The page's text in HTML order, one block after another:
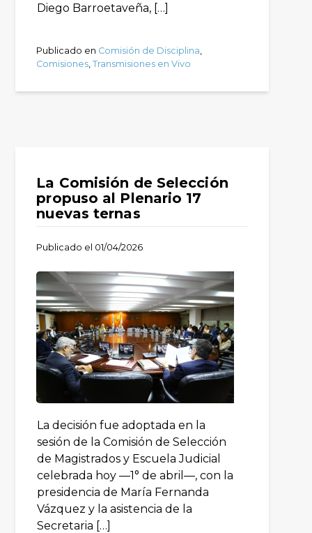
Diego Barroetaveña, […]
Publicado en Comisión de Disciplina
Comisiones ,Transmisiones en Vivo
La Comisión de Selección
propuso al Plenario 17
nuevas ternas
Publicado el 01/04/2026
La decisión fue adoptada en la
sesión de la Comisión de Selección
de Magistrados y Escuela Judicial
celebrada hoy —1° de abril—, con la
presidencia de María Fernanda
Vázquez y la asistencia de la
Secretaria […]